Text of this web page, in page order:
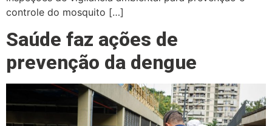
controle do mosquito […]
Saúde faz ações de
prevenção da dengue